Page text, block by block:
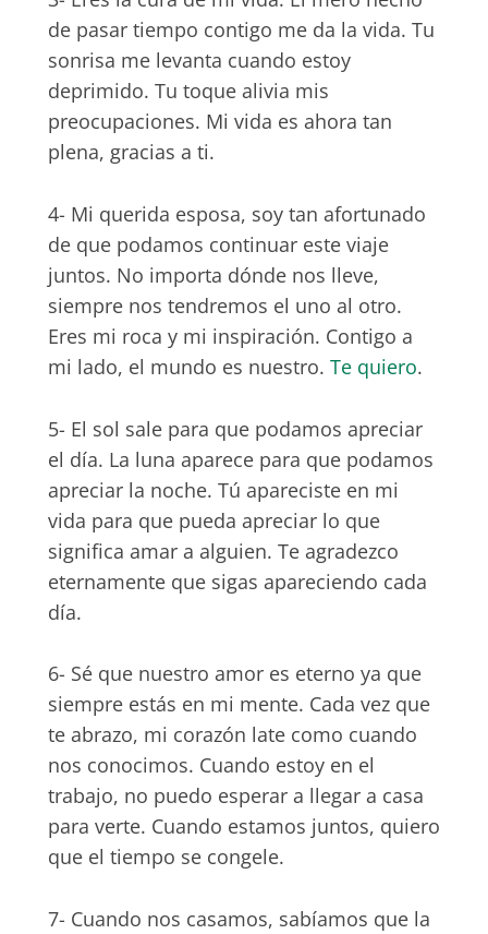
de pasar tiempo contigo me da la vida. Tu
sonrisa me levanta cuando estoy
deprimido. Tu toque alivia mis
preocupaciones. Mi vida es ahora tan
plena, gracias a ti.
4- Mi querida esposa, soy tan afortunado
de que podamos continuar este viaje
juntos. No importa dónde nos lleve,
siempre nos tendremos el uno al otro.
Eres mi roca y mi inspiración. Contigo a
mi lado, el mundo es nuestro. Te quiero.
5- El sol sale para que podamos apreciar
el día. La luna aparece para que podamos
apreciar la noche. Tú apareciste en mi
vida para que pueda apreciar lo que
significa amar a alguien. Te agradezco
eternamente que sigas apareciendo cada
día.
6- Sé que nuestro amor es eterno ya que
siempre estás en mi mente. Cada vez que
te abrazo, mi corazón late como cuando
nos conocimos. Cuando estoy en el
trabajo, no puedo esperar a llegar a casa
para verte. Cuando estamos juntos, quiero
que el tiempo se congele.
7- Cuando nos casamos, sabíamos que la